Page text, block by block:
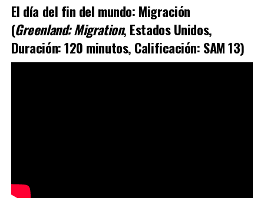
El día del fin del mundo: Migración
(Greenland: Migration, Estados Unidos,
Duración: 120 minutos, Calificación: SAM 13)